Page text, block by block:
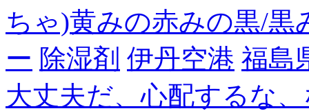
ちゃ)黄みの赤みの黒/黒
ー 除湿剤 伊丹空港 福島
大丈夫だ、心配するな